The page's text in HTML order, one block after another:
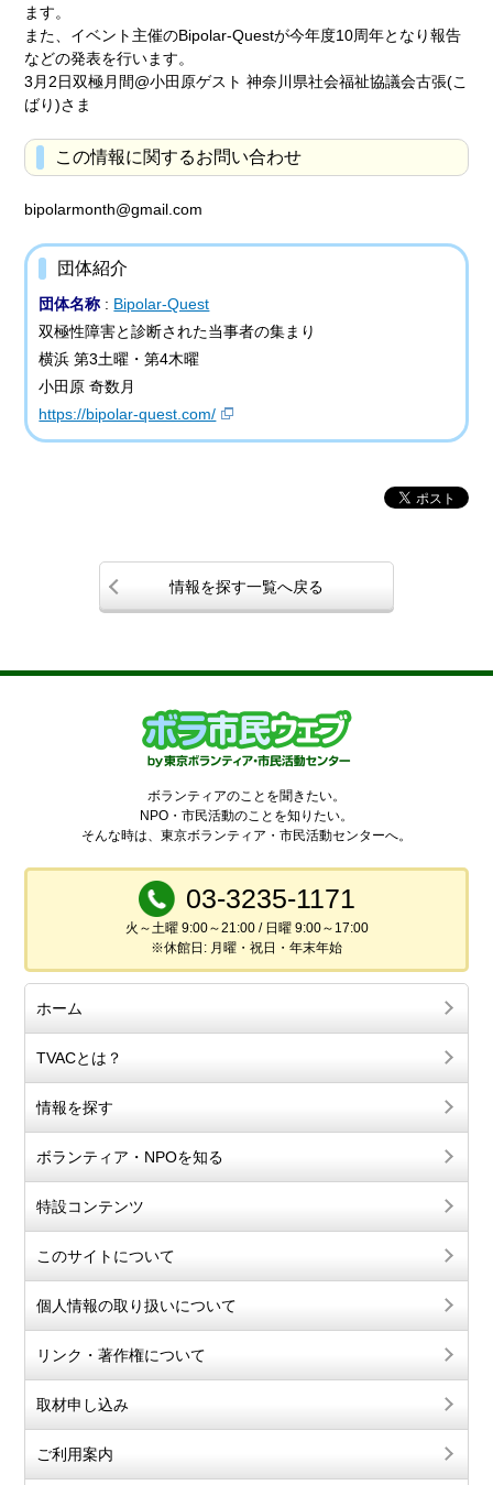
ます。
また、イベント主催のBipolar-Questが今年度10周年となり報告
などの発表を行います。
3月2日双極月間@小田原ゲスト 神奈川県社会福祉協議会古張(こ
ばり)さま
この情報に関するお問い合わせ
bipolarmonth@gmail.com
団体紹介
団体名称 : Bipolar-Quest
双極性障害と診断された当事者の集まり
横浜 第3土曜・第4木曜
小田原 奇数月
https://bipolar-quest.com/
情報を探す一覧へ戻る
ボランティアのことを聞きたい。
NPO・市民活動のことを知りたい。
そんな時は、東京ボランティア・市民活動センターへ。
03-3235-1171
火～土曜 9:00～21:00 / 日曜 9:00～17:00
※休館日: 月曜・祝日・年末年始
ホーム
TVACとは？
情報を探す
ボランティア・NPOを知る
特設コンテンツ
このサイトについて
個人情報の取り扱いについて
リンク・著作権について
取材申し込み
ご利用案内